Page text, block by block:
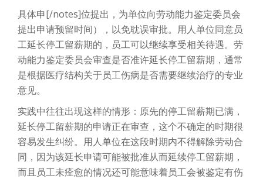
具体申[/notes]位提出，为单位向劳动能力鉴定委员会
提出申请预留时间），以免耽误审批。用人单位同意员
工延长停工留薪期的，员工可以继续享受相关待遇。劳
动能力鉴定委员会审查是否准许延长停工留薪期，通常
是根据医疗结构关于员工伤病是否需要继续治疗的专业
意见。
实践中往往出现这样的情形：原先的停工留薪期已满，
延长停工留薪期的申请正在审查，这个不确定的时期很
容易发生纠纷。用人单位在这段时期内不得解除劳动合
同，因为该延长申请可能被批准从而延续停工留薪期，
而且员工未痊愈的情况还可能意味着员工会被鉴定有伤